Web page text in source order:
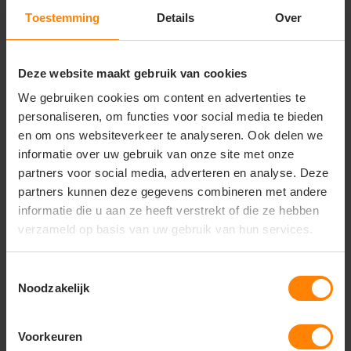
Toestemming Details Over
Deze website maakt gebruik van cookies
We gebruiken cookies om content en advertenties te
personaliseren, om functies voor social media te bieden
en om ons websiteverkeer te analyseren. Ook delen we
informatie over uw gebruik van onze site met onze
partners voor social media, adverteren en analyse. Deze
partners kunnen deze gegevens combineren met andere
informatie die u aan ze heeft verstrekt of die ze hebben
verzameld op basis van uw gebruik van hun services.
Noodzakelijk
Voorkeuren
Belangrijkste kenmerken:
Materiaal: 100% ringgesponnen katoen
Stofgewicht: ca. 160 g/m²
Single jersey kwaliteit
Fitted pasvorm
Mouwloos ontwerp voor maximale
bewegingsvrijheid
Hals en armsgaten met bies afgewerkt
Zijnaden voor betere pasvorm
Tear-away care label (ideaal voor rebranding)
Vragen? Neem contact